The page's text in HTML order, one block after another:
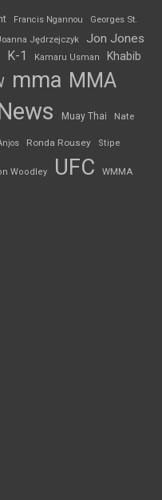
Francis Ngannou
Georges St.
Jędrzejczyk Jon Jones
K-1 Kamaru Usman Khabib
mma MMA
Muay Thai Nate
Ronda Rousey Stipe
Woodley UFC WMMA